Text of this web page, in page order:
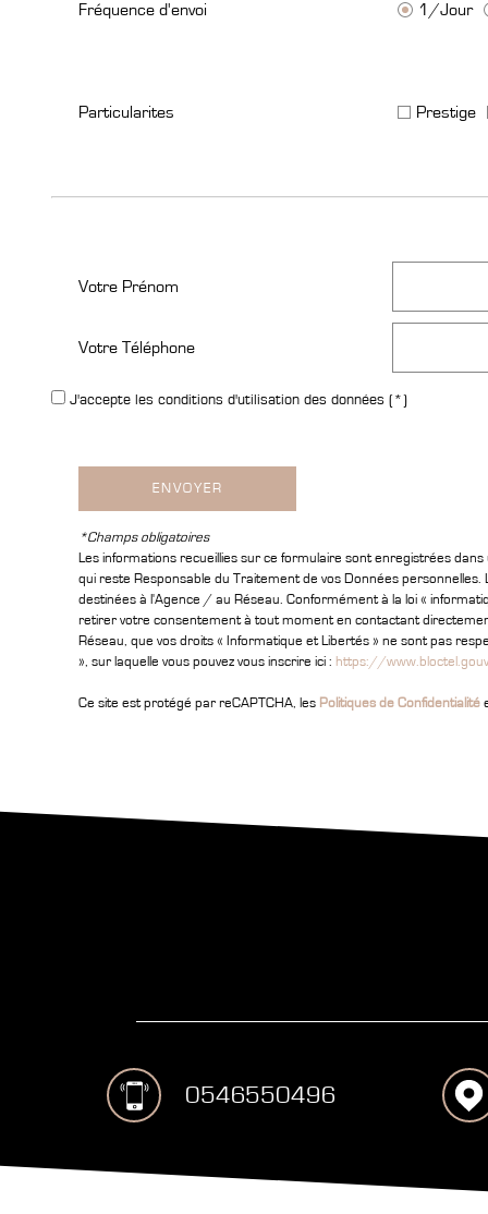
Fréquence d'envoi 1/Jour
Particularites Prestige
Votre Prénom
Votre Téléphone
J'accepte les conditions d'utilisation des données (*)
ENVOYER
*Champs obligatoires
Les informations recueillies sur ce formulaire sont enregistrées
qui reste Responsable du Traitement de vos Données
destinées à l'Agence / au Réseau. Conformément à la loi «
retirer votre consentement à tout moment en contactant
Réseau, que vos droits « Informatique et Libertés » ne sont pas
», sur laquelle vous pouvez vous inscrire ici : https://
Ce site est protégé par reCAPTCHA, les Politiques de Confidentialité
0546550496